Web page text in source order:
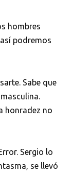
hombres
podremos
Sabe que
honradez no
Sergio lo
se llevó